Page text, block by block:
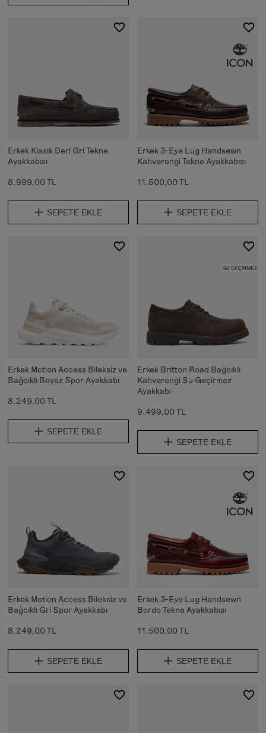
Erkek Klasik Deri Gri Tekne
Ayakkabısı
8.999,00 TL
SEPETE EKLE
Erkek 3-Eye Lug Handsewn
Kahverengi Tekne Ayakkabısı
11.500,00 TL
SEPETE EKLE
Erkek Motion Access Bileksiz ve
Bağcıklı Beyaz Spor Ayakkabı
8.249,00 TL
SEPETE EKLE
Erkek Britton Road Bağcıklı
Kahverengi Su Geçirmez
Ayakkabı
9.499,00 TL
SEPETE EKLE
Erkek Motion Access Bileksiz ve
Bağcıklı Gri Spor Ayakkabı
8.249,00 TL
SEPETE EKLE
Erkek 3-Eye Lug Handsewn
Bordo Tekne Ayakkabısı
11.500,00 TL
SEPETE EKLE